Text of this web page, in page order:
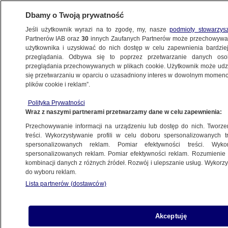
POLSKA
zatrzymany
Oprac.Justyna Sochacka
7.05.2026, 18:16
Posłuchaj artykułu
Czyta lektor AI
Dbamy o Twoją prywatność
Jeśli użytkownik wyrazi na to zgodę, my, naszepodmioty
Partnerów IAB oraz30 innych Zaufanych Partnerów może
użytkownika i uzyskiwać do nich dostęp w celu zapewnienia
przeglądania. Odbywa się to poprzez przetwarzanie danych
przeglądania przechowywanych w plikach cookie. Użytkownik może
się przetwarzaniu w oparciu o uzasadniony interes w dowolnym
plików cookie i reklam”.
Polityka Prywatności
Wraz z naszymi partnerami przetwarzamy dane w celu zapewnienia:
Przechowywanie informacji na urządzeniu lub dostęp do nich.
treści. Wykorzystywanie profili w celu doboru spersonalizowanych
spersonalizowanych reklam. Pomiar efektywności treści.
spersonalizowanych reklam. Pomiar efektywności reklam.
kombinacji danych z różnych źródeł. Rozwój i ulepszanie usług.
do wyboru reklam.
Lista partnerów (dostawców)
Akceptuję